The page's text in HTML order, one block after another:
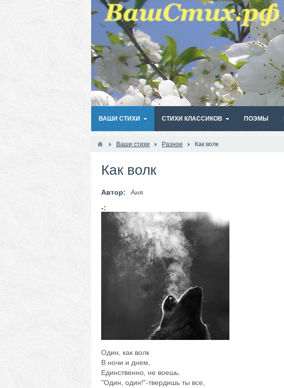
ВАШИ СТИХИ СТИХИ КЛАССИКОВ ПОЭМЫ
Ваши стихи Разное Как волк
Как волк
Автор:
Аня
-:
Один, как волк
В ночи и днем,
Единственно, не воешь.
"Один, один!"-твердишь ты все,